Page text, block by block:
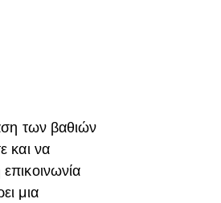
των βαθιών
και να
μια